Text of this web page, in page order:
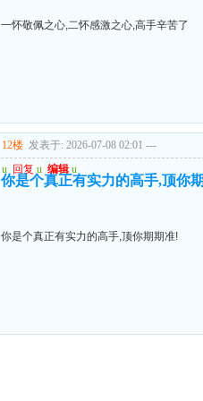
一怀敬佩之心,二怀感激之心,高手辛苦了
12楼 发表于: 2026-07-08 02:01 ---
u 回复 u 编辑 u
你是个真正有实力的高手,顶你
你是个真正有实力的高手,顶你期期准!